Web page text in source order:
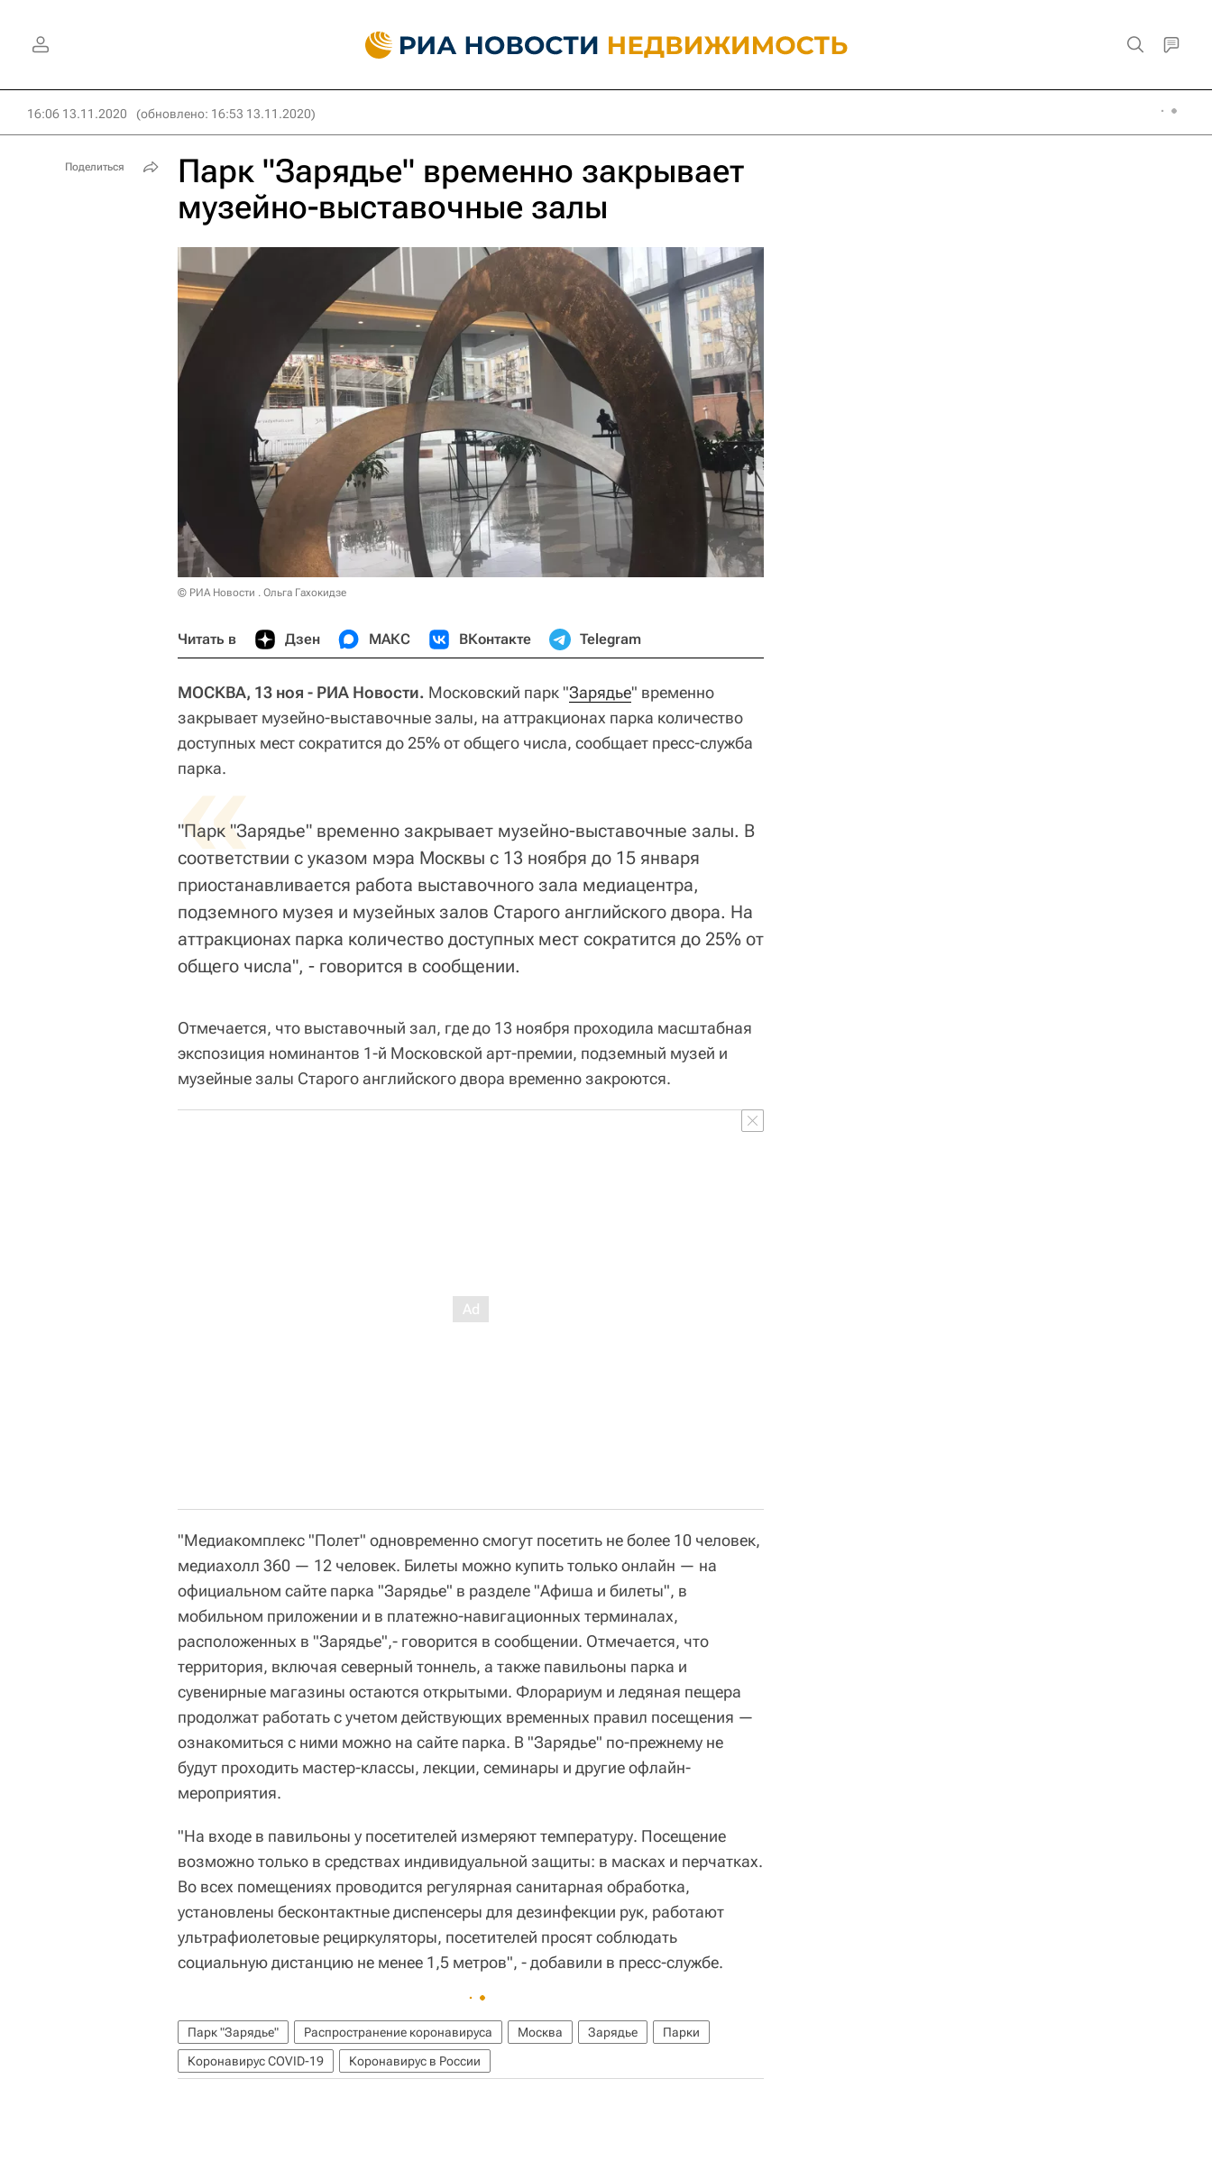
16:06 13.11.2020 (обновлено: 16:53 13.11.2020)
Парк "Зарядье" временно закрывает
музейно-выставочные залы
© РИА Новости . Ольга Гахокидзе
Читать в Дзен МАКС ВКонтакте Telegram
МОСКВА, 13 ноя - РИА Новости. Московский парк "Зарядье" временно
закрывает музейно-выставочные залы, на аттракционах парка количество
доступных мест сократится до 25% от общего числа, сообщает пресс-служба
парка.
«
"Парк "Зарядье" временно закрывает музейно-выставочные залы. В
соответствии с указом мэра Москвы с 13 ноября до 15 января
приостанавливается работа выставочного зала медиацентра,
подземного музея и музейных залов Старого английского двора. На
аттракционах парка количество доступных мест сократится до 25% от
общего числа", - говорится в сообщении.
Отмечается, что выставочный зал, где до 13 ноября проходила масштабная
экспозиция номинантов 1-й Московской арт-премии, подземный музей и
музейные залы Старого английского двора временно закроются.
"Медиакомплекс "Полет" одновременно смогут посетить не более 10 человек,
медиахолл 360 — 12 человек. Билеты можно купить только онлайн — на
официальном сайте парка "Зарядье" в разделе "Афиша и билеты", в
мобильном приложении и в платежно-навигационных терминалах,
расположенных в "Зарядье",- говорится в сообщении. Отмечается, что
территория, включая северный тоннель, а также павильоны парка и
сувенирные магазины остаются открытыми. Флорариум и ледяная пещера
продолжат работать с учетом действующих временных правил посещения —
ознакомиться с ними можно на сайте парка. В "Зарядье" по-прежнему не
будут проходить мастер-классы, лекции, семинары и другие офлайн-
мероприятия.
"На входе в павильоны у посетителей измеряют температуру. Посещение
возможно только в средствах индивидуальной защиты: в масках и перчатках.
Во всех помещениях проводится регулярная санитарная обработка,
установлены бесконтактные диспенсеры для дезинфекции рук, работают
ультрафиолетовые рециркуляторы, посетителей просят соблюдать
социальную дистанцию не менее 1,5 метров", - добавили в пресс-службе.
Парк "Зарядье" Распространение коронавируса Москва Зарядье
Парки
Коронавирус COVID-19
Коронавирус в России
Поделиться